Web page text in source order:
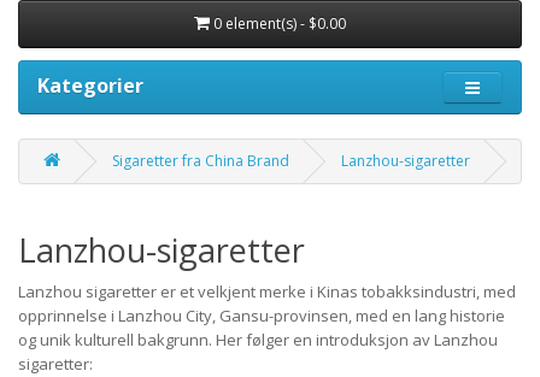
0 element(s) - $0.00
Kategorier
Sigaretter fra China Brand Lanzhou-sigaretter
Lanzhou-sigaretter
Lanzhou sigaretter er et velkjent merke i Kinas tobakksindustri, med
opprinnelse i Lanzhou City, Gansu-provinsen, med en lang historie
og unik kulturell bakgrunn. Her følger en introduksjon av Lanzhou
sigaretter: